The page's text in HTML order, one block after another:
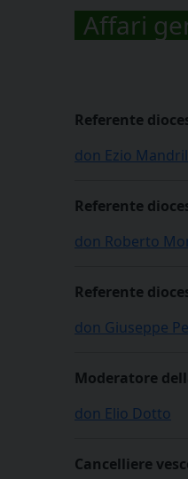
Affari
Referente
don Ezio
Referente
don Roberto
Referente
don Giuseppe
Moderatore
don Elio Dotto
Cancelliere